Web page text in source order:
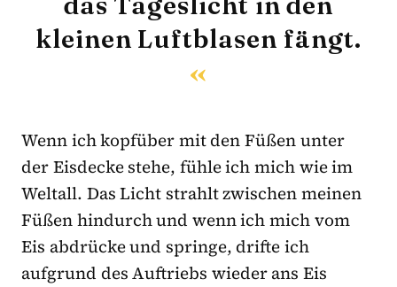
kleinen Luftblasen fängt.
Wenn ich kopfüber mit den Füßen unter
der Eisdecke stehe, fühle ich mich wie im
Weltall. Das Licht strahlt zwischen meinen
Füßen hindurch und wenn ich mich vom
Eis abdrücke und springe, drifte ich
aufgrund des Auftriebs wieder ans Eis